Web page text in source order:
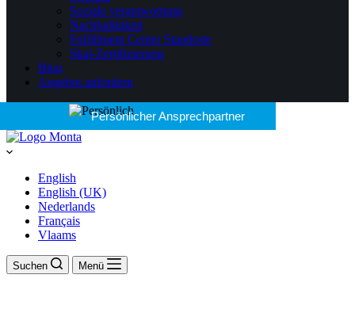
Soziale verantwortung
Nachhaltigkeit
Fulfillment Center Standorte
Skal-Zertifizierung
Blog
Angebot anfordern
Persönlicher Ansprechpartner
English
English (UK)
Nederlands
Français
Vlaams
Suchen Menü